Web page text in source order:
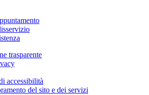
trasparente
accessibilità
del sito e dei servizi